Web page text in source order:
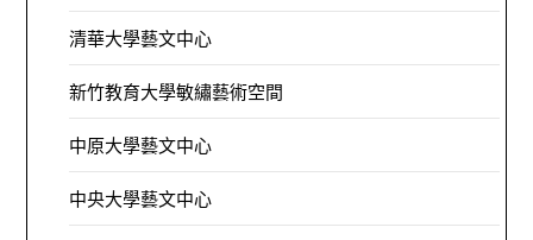
清華大學藝文中心
新竹教育大學敏繡藝術空間
中原大學藝文中心
中央大學藝文中心